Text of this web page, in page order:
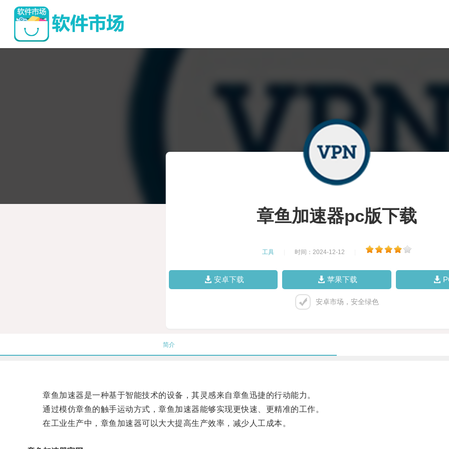
章鱼加速器pc版下载
工具 时间：2024-12-12
安卓下载 苹果下载
安卓市场，安全绿色
简介
章鱼加速器是一种基于智能技术的设备，其灵感来自章鱼迅捷的行动能力。
通过模仿章鱼的触手运动方式，章鱼加速器能够实现更快速、更精准的工作。
在工业生产中，章鱼加速器可以大大提高生产效率，减少人工成本。